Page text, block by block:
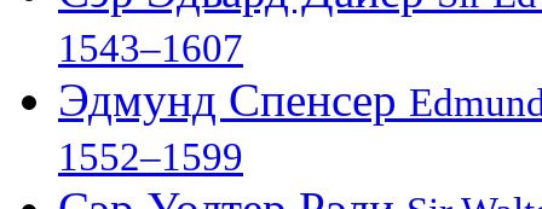
1543–1607
Эдмунд Спенсер
1552–1599